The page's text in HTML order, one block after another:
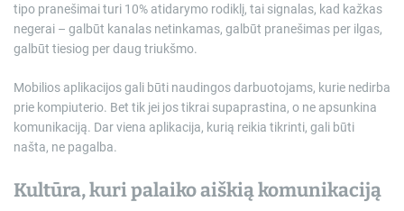
tipo pranešimai turi 10% atidarymo rodiklį, tai signalas, kad kažkas
negerai – galbūt kanalas netinkamas, galbūt pranešimas per ilgas,
galbūt tiesiog per daug triukšmo.
Mobilios aplikacijos gali būti naudingos darbuotojams, kurie nedirba
prie kompiuterio. Bet tik jei jos tikrai supaprastina, o ne apsunkina
komunikaciją. Dar viena aplikacija, kurią reikia tikrinti, gali būti
našta, ne pagalba.
Kultūra, kuri palaiko aiškią komunikaciją